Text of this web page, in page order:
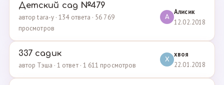
Детский сад №479
автор tara-y · 134 ответа · 56 769
просмотров
А
Алисик
12.02.2018
337 садик
автор Тэша · 1 ответ · 1 611 просмотров
Х
хвоя
22.01.2018